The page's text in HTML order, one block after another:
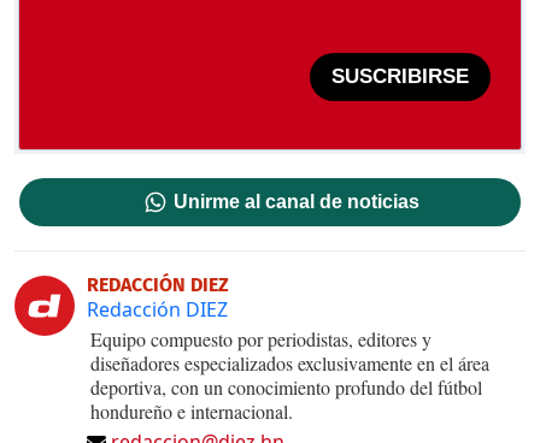
SUSCRIBIRSE
Unirme al canal de noticias
REDACCIÓN DIEZ
Redacción DIEZ
Equipo compuesto por periodistas, editores y
diseñadores especializados exclusivamente en el área
deportiva, con un conocimiento profundo del fútbol
hondureño e internacional.